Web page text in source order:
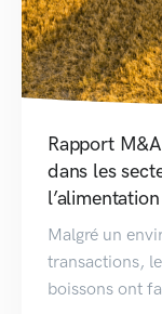
Rapport
dans les
Malgré un
transactions,
boissons ont